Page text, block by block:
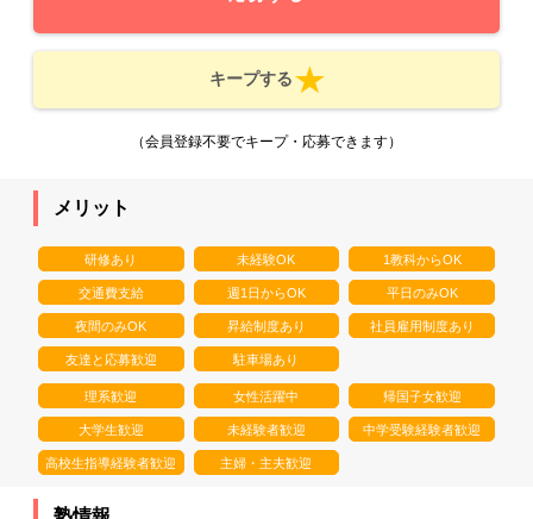
キープする
（会員登録不要でキープ・応募できます）
メリット
研修あり 未経験OK 1教科からOK
交通費支給 週1日からOK 平日のみOK
夜間のみOK 昇給制度あり 社員雇用制度あり
友達と応募歓迎 駐車場あり
理系歓迎 女性活躍中 帰国子女歓迎
大学生歓迎 未経験者歓迎 中学受験経験者歓迎
高校生指導経験者歓迎 主婦・主夫歓迎